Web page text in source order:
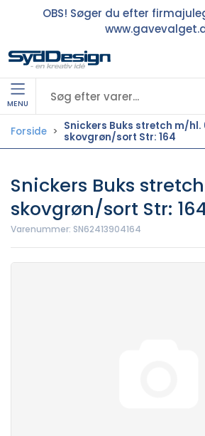
OBS! Søger du efter
MENU
Forside
Snickers Buks stretch m/hl.
skovgrøn/sort Str: 164
Snickers Buks
skovgrøn/sort Str:
Varenummer: SN62413904164